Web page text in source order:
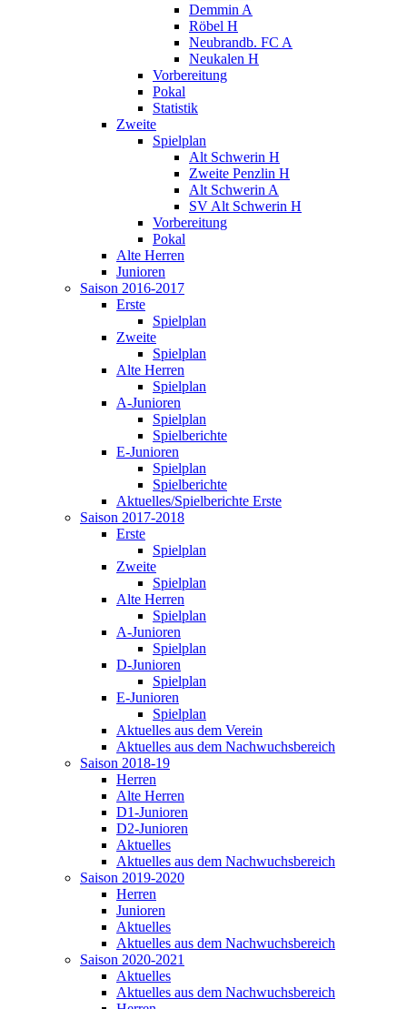
Demmin A
Röbel H
Neubrandb. FC A
Neukalen H
Vorbereitung
Pokal
Statistik
Zweite
Spielplan
Alt Schwerin H
Zweite Penzlin H
Alt Schwerin A
SV Alt Schwerin H
Vorbereitung
Pokal
Alte Herren
Junioren
Saison 2016-2017
Erste
Spielplan
Zweite
Spielplan
Alte Herren
Spielplan
A-Junioren
Spielplan
Spielberichte
E-Junioren
Spielplan
Spielberichte
Aktuelles/Spielberichte Erste
Saison 2017-2018
Erste
Spielplan
Zweite
Spielplan
Alte Herren
Spielplan
A-Junioren
Spielplan
D-Junioren
Spielplan
E-Junioren
Spielplan
Aktuelles aus dem Verein
Aktuelles aus dem Nachwuchsbereich
Saison 2018-19
Herren
Alte Herren
D1-Junioren
D2-Junioren
Aktuelles
Aktuelles aus dem Nachwuchsbereich
Saison 2019-2020
Herren
Junioren
Aktuelles
Aktuelles aus dem Nachwuchsbereich
Saison 2020-2021
Aktuelles
Aktuelles aus dem Nachwuchsbereich